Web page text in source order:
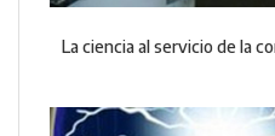
La ciencia al servicio de la